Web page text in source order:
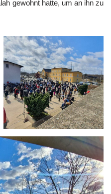
gewohnt hatte, um an ihn zu